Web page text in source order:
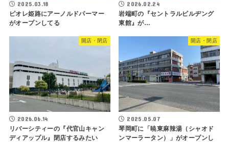
2025.03.18
ピオレ姫路にアーノルドパーマー
がオープンしてる
2026.02.24
岩端町の『セントラルビルヂング
東館』が…
開店・閉店
2026.06.14
リバーシティーの『代官山キャン
ディアップル』閉店するみたい
開店・閉店
2025.05.07
琴岡町に「暁東麻辣湯（シャオド
ンマーラータン）」がオープンし